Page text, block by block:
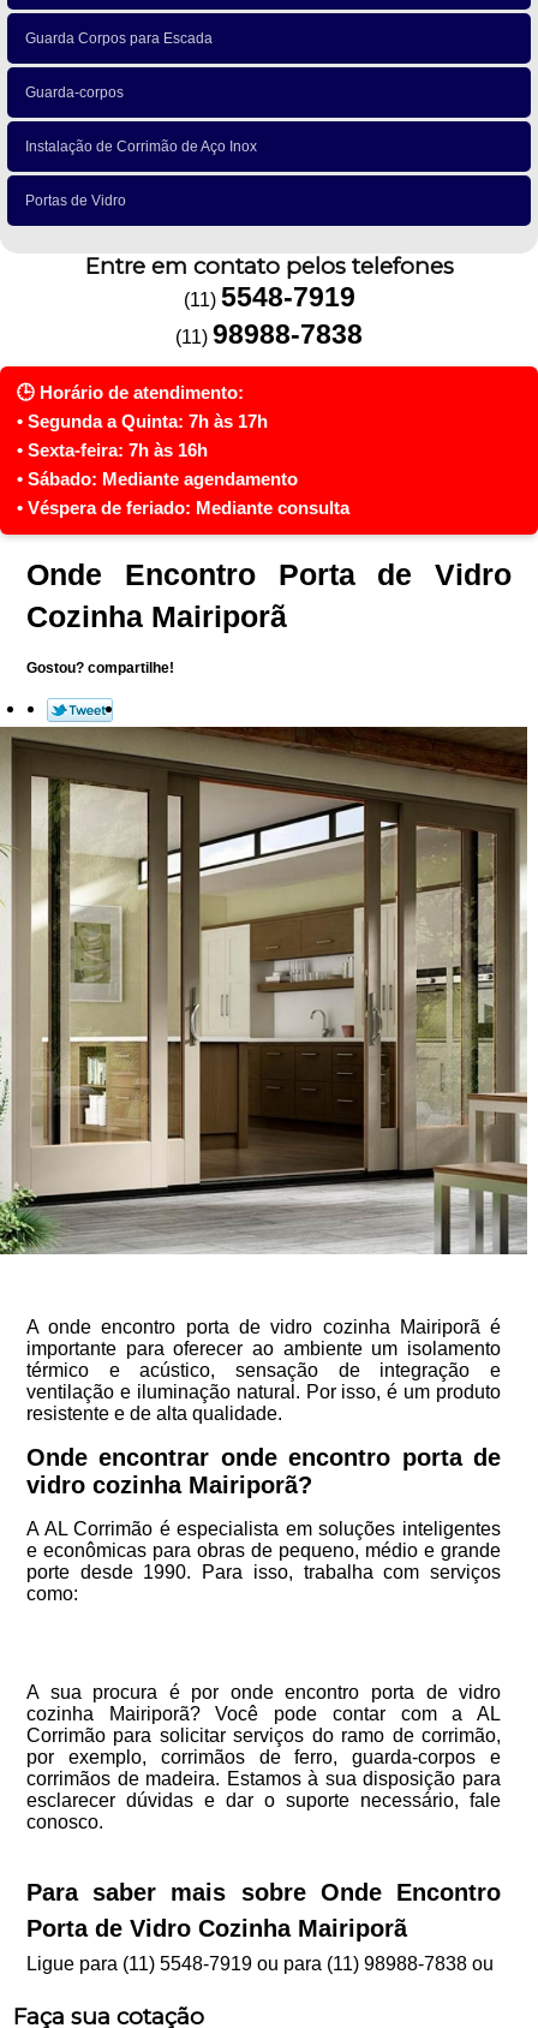
Guarda Corpos para Escada
Guarda-corpos
Instalação de Corrimão de Aço Inox
Portas de Vidro
Entre em contato pelos telefones
(11) 5548-7919
(11) 98988-7838
Onde Encontro Porta de Vidro
Cozinha Mairiporã
Gostou? compartilhe!
A onde encontro porta de vidro cozinha Mairiporã é
importante para oferecer ao ambiente um isolamento
térmico e acústico, sensação de integração e
ventilação e iluminação natural. Por isso, é um produto
resistente e de alta qualidade.
Onde encontrar onde encontro porta de
vidro cozinha Mairiporã?
A AL Corrimão é especialista em soluções inteligentes
e econômicas para obras de pequeno, médio e grande
porte desde 1990. Para isso, trabalha com serviços
como:
A sua procura é por onde encontro porta de vidro
cozinha Mairiporã? Você pode contar com a AL
Corrimão para solicitar serviços do ramo de corrimão,
por exemplo, corrimãos de ferro, guarda-corpos e
corrimãos de madeira. Estamos à sua disposição para
esclarecer dúvidas e dar o suporte necessário, fale
conosco.
Para saber mais sobre Onde Encontro
Porta de Vidro Cozinha Mairiporã
Ligue para (11) 5548-7919ou para (11) 98988-7838ou
Faça sua cotação